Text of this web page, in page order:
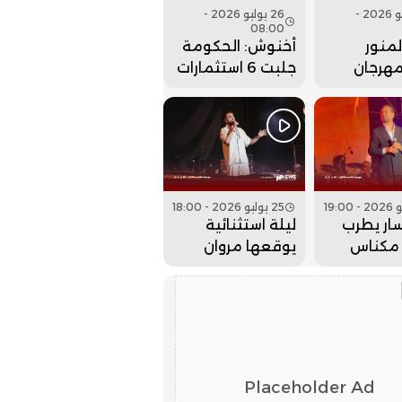
26 يوليو 2026 -
كبير..
26 يوليو 2026 -
08:00
أخنوش: الحكومة
جلبت 6 استثمارات
وادي الذهب
يطرب
مكناس
25 يوليو 2026 - 18:00
ليلة استثنائية
يوقعها مروان
Placeholder Ad